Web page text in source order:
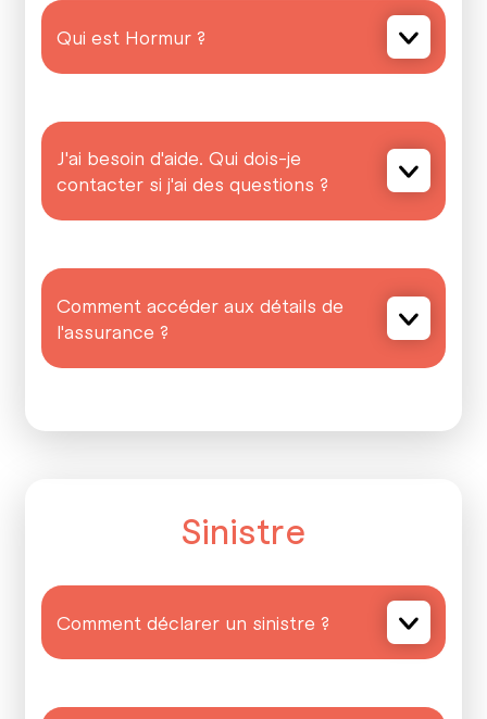
Qui est Hormur ?
J'ai besoin d'aide. Qui dois-je
contacter si j'ai des questions ?
Comment accéder aux détails de
l'assurance ?
Sinistre
Comment déclarer un sinistre ?